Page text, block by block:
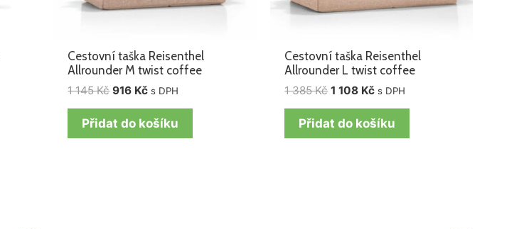
Cestovní taška Reisenthel
Allrounder M twist coffee
1 145Kč 916 Kč s DPH
Přidat do košíku
Cestovní taška Reisenthel
Allrounder L twist coffee
1 385Kč 1 108 Kč s DPH
Přidat do košíku